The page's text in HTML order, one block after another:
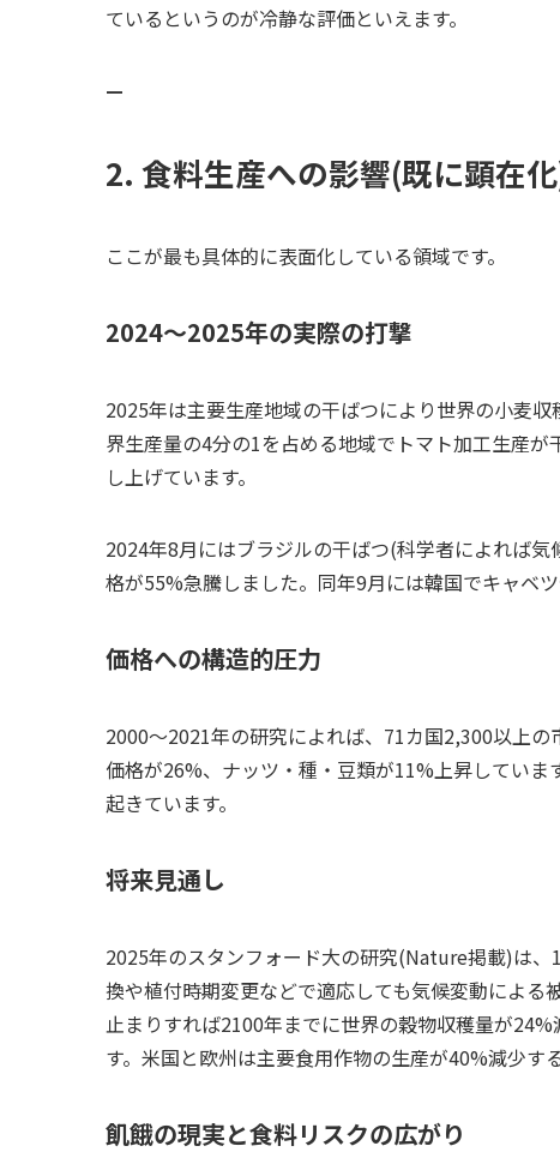
ているというのが冷静な評価といえます。
—
2. 食料生産への影響(既に顕在
ここが最も具体的に表面化している領域です。
2024〜2025年の実際の打撃
2025年は主要生産地域の干ばつにより世界の小麦
界生産量の4分の1を占める地域でトマト加工生産
し上げています。
2024年8月にはブラジルの干ばつ(科学者によれば
格が55%急騰しました。同年9月には韓国でキャベ
価格への構造的圧力
2000〜2021年の研究によれば、71カ国2,300以上
価格が26%、ナッツ・種・豆類が11%上昇してい
起きています。
将来見通し
2025年のスタンフォード大の研究(Nature掲載)は
換や植付時期変更などで適応しても気候変動によ
止まりすれば2100年までに世界の穀物収穫量が
す。米国と欧州は主要食用作物の生産が40%減少す
飢餓の現実と食料リスクの広がり